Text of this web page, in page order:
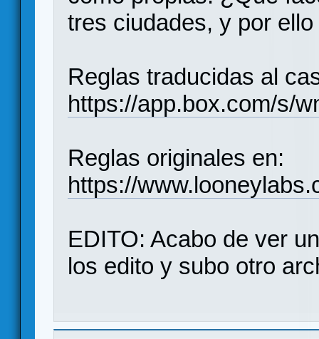
tres ciudades, y por
Reglas traducidas al
https://app.box.com/s/
Reglas originales en:
https://
EDITO: Acabo de ver
los edito y subo otro